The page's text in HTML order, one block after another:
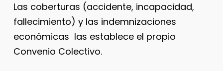
Las coberturas (accidente, incapacidad,
fallecimiento) y las indemnizaciones
económicas las establece el propio
Convenio Colectivo.